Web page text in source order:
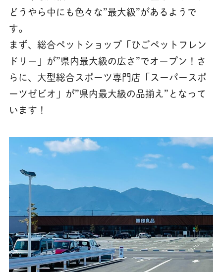
どうやら中にも色々な”最大級”があるようで
す。
まず、総合ペットショップ「ひごペットフレン
ドリー」が”県内最大級の広さ”でオープン！さ
らに、大型総合スポーツ専門店「スーパースポ
ーツゼビオ」が”県内最大級の品揃え”となって
います！